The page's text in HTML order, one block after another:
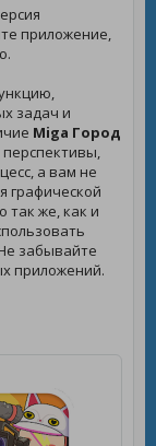
приложение,
задач и
Miga Город
а вам не
графической
так же, как и
забывайте
приложений.